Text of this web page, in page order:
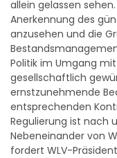
allein gelassen
Anerkennung des
anzusehen und die
Politik im Umgang
gesellschaftlich
ernstzunehmende
entsprechenden
Regulierung ist nach
Nebeneinander von
fordert WLV-